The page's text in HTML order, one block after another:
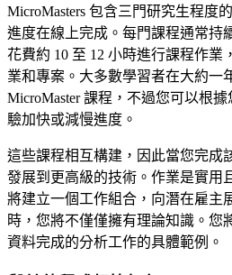
MicroMasters 包含三門研究生程度
進度在線上完成。每門課程通常持
花費約 10 至 12 小時進行課程作業
業和專案。大多數學習者在大約一
MicroMaster 課程，不過您可以根
驗加快或減慢進度。
這些課程相互構建，因此當您完成
發展到更高級的技術。作業是實用
將建立一個工作組合，向潛在雇主
時，您將不僅僅擁有理論知識。您
資料完成的分析工作的具體範例。